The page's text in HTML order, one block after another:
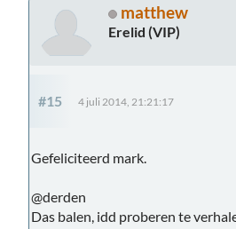
matthew
Erelid (VIP)
#15 4 juli 2014, 21:21:17
Gefeliciteerd mark.
@derden
Das balen, idd proberen te